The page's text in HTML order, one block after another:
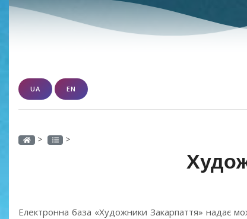
UA EN
> >
Електронна база «Художники Закарпаття» надає